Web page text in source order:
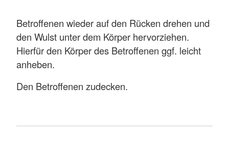
Betroffenen wieder auf den Rücken drehen und
den Wulst unter dem Körper hervorziehen.
Hierfür den Körper des Betroffenen ggf. leicht
anheben.
Den Betroffenen zudecken.